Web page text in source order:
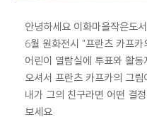
안녕하세요 이화마을작은도
6월 원화전시 "프란츠 카프카
어린이 열람실에 투표와 활
오셔서 프란츠 카프카의 그
내가 그의 친구라면 어떤 결
보세요.